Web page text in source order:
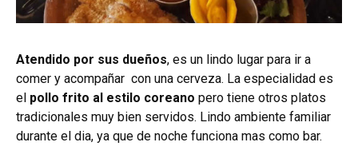
Atendido por sus dueños, es un lindo lugar para ir a
comer y acompañar con una cerveza. La especialidad es
el pollo frito al estilo coreano pero tiene otros platos
tradicionales muy bien servidos. Lindo ambiente familiar
durante el dia, ya que de noche funciona mas como bar.